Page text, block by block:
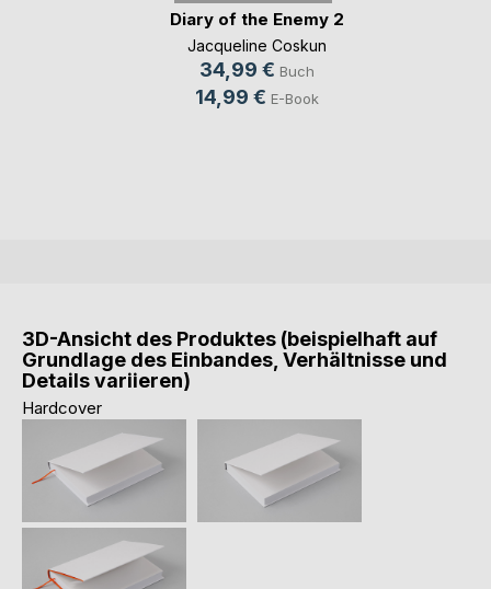
Diary of the Enemy 2
Jacqueline Coskun
34,99 € Buch
14,99 € E-Book
3D-Ansicht des Produktes (beispielhaft auf
Grundlage des Einbandes, Verhältnisse und
Details variieren)
Hardcover